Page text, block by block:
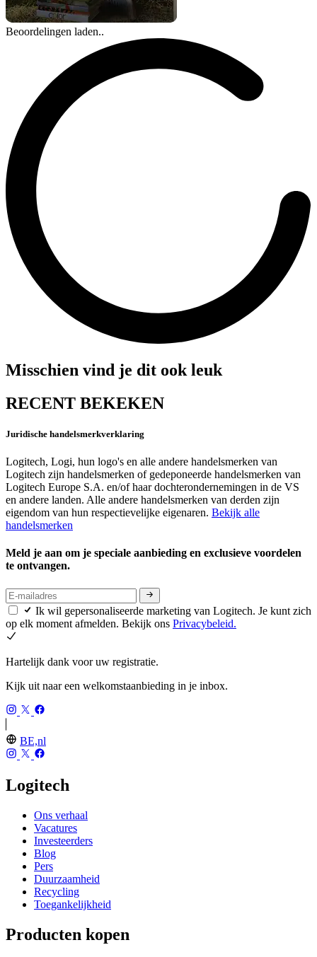
Beoordelingen laden..
Misschien vind je dit ook leuk
RECENT BEKEKEN
Juridische handelsmerkverklaring
Logitech, Logi, hun logo's en alle andere handelsmerken van
Logitech zijn handelsmerken of gedeponeerde handelsmerken van
Logitech Europe S.A. en/of haar dochterondernemingen in de VS
en andere landen. Alle andere handelsmerken van derden zijn
eigendom van hun respectievelijke eigenaren. Bekijk alle
handelsmerken
Meld je aan om je speciale aanbieding en exclusieve voordelen
te ontvangen.
Ik wil gepersonaliseerde marketing van Logitech. Je kunt zich
op elk moment afmelden. Bekijk ons Privacybeleid.
Hartelijk dank voor uw registratie.
Kijk uit naar een welkomstaanbieding in je inbox.
BE,nl
Logitech
Ons verhaal
Vacatures
Investeerders
Blog
Pers
Duurzaamheid
Recycling
Toegankelijkheid
Producten kopen